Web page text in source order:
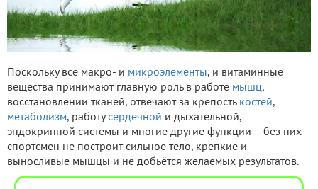
Поскольку все макро- и микроэлементы, и витаминные
вещества принимают главную роль в работе мышц,
восстановлении тканей, отвечают за крепость костей,
метаболизм, работусердечной и дыхательной,
эндокринной системы и многие другие функции – без них
спортсмен не построит сильное тело, крепкие и
выносливые мышцы и не добьётся желаемых результатов.